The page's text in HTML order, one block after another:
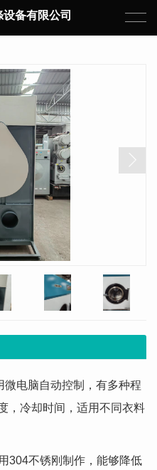
备有限公司
电脑自动控制，有多种程
，冷却时间，适用不同衣料
刚制作，能够降低